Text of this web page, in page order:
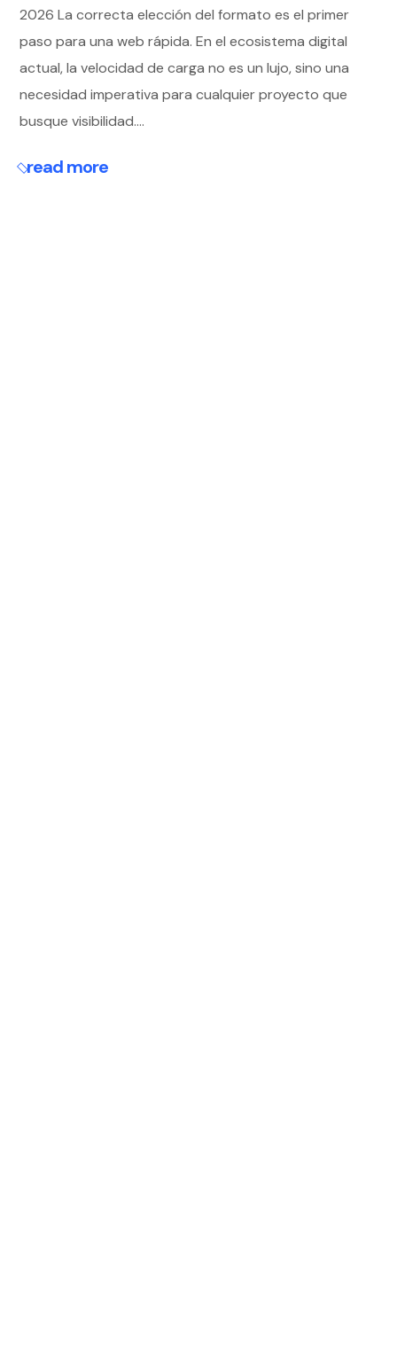
2026 La correcta elección del formato es el primer
paso para una web rápida. En el ecosistema digital
actual, la velocidad de carga no es un lujo, sino una
necesidad imperativa para cualquier proyecto que
busque visibilidad....
read more